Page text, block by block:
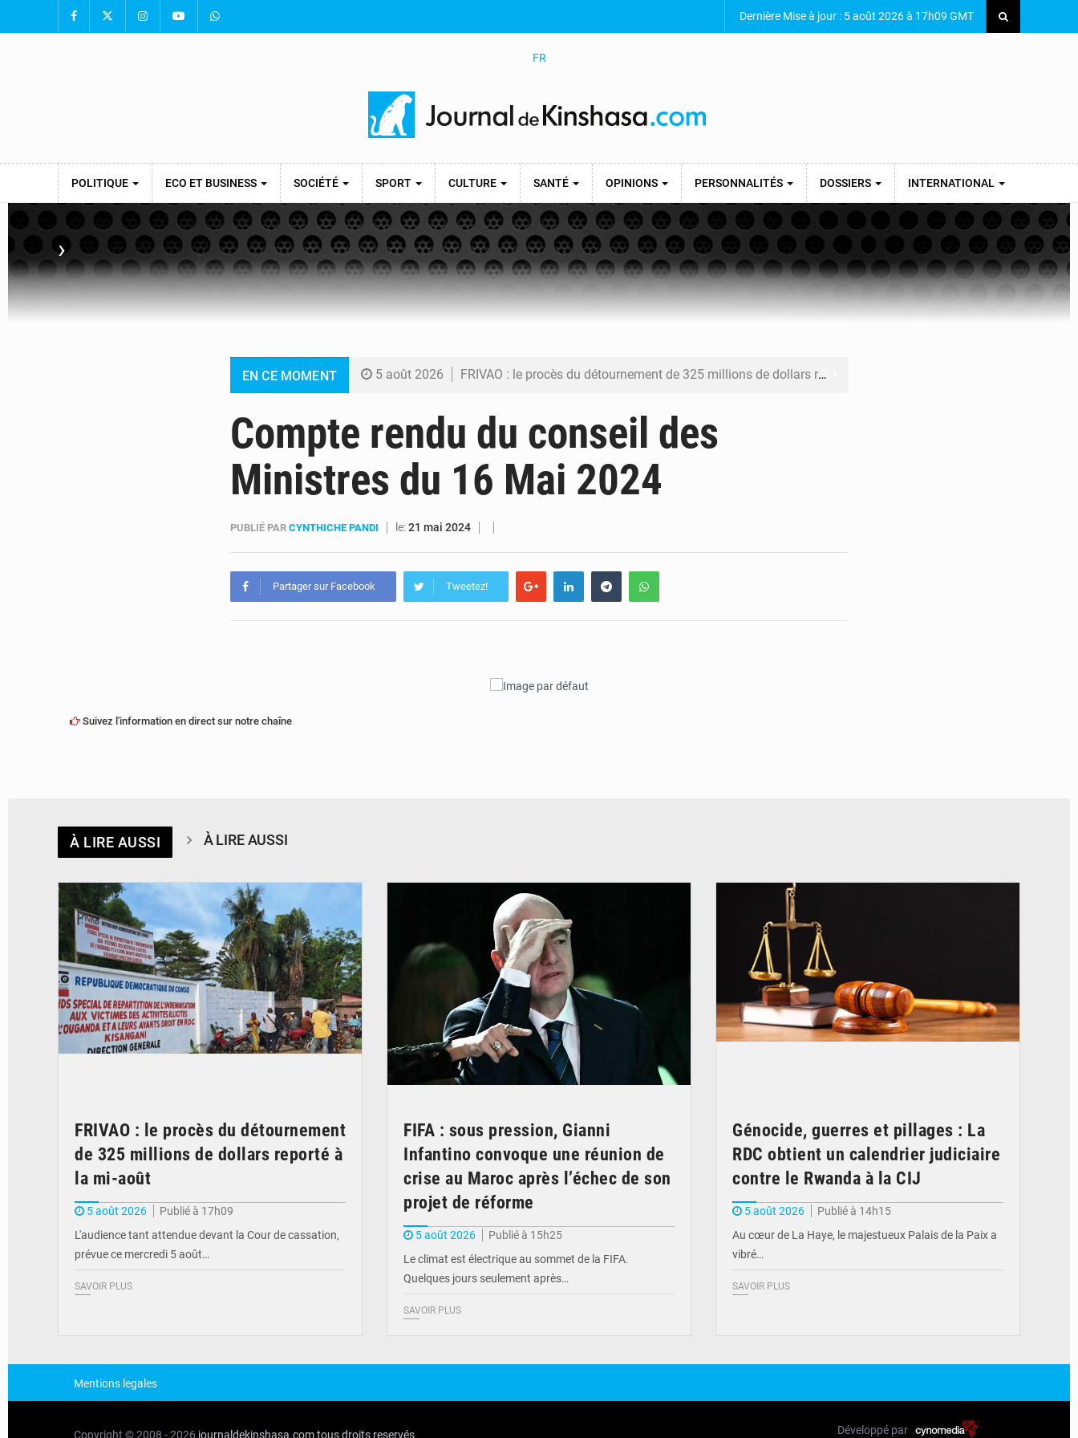
Dernière Mise à jour : 5 août 2026 à 17h09 GMT
FR
POLITIQUE ECO ET BUSINESS SOCIÉTÉ SPORT CULTURE SANTÉ OPINIONS PERSONNALITÉS DOSSIERS INTERNATIONAL
›
EN CE MOMENT 5 août 2026 FRIVAO : le procès du détournement de 325 millions de dollars reporté à la mi-août
5 août 2026 Génocide, guerres et pillages : La RDC obtient un calendrier judiciaire contre le Rwanda à la CIJ
5 août 2026 Alerte Ebola à Kinshasa : Un bateau sous haute surveillance accoste à Maluku avec 200 passagers à bord
Compte rendu du conseil des
Ministres du 16 Mai 2024
PUBLIÉ PAR CYNTHICHE PANDI le:21 mai 2024
Partager sur Facebook Tweetez!
Suivez l'information en direct sur notre chaîne
À LIRE AUSSI À LIRE AUSSI
FRIVAO : le procès du détournement
de 325 millions de dollars reporté à
la mi-août
5 août 2026
Publié à 17h09
L'audience tant attendue devant la Cour de cassation,
prévue ce mercredi 5 août…
SAVOIR PLUS
FIFA : sous pression, Gianni
Infantino convoque une réunion de
crise au Maroc après l’échec de son
projet de réforme
5 août 2026
Publié à 15h25
Le climat est électrique au sommet de la FIFA.
Quelques jours seulement après…
SAVOIR PLUS
Génocide, guerres et pillages : La
RDC obtient un calendrier judiciaire
contre le Rwanda à la CIJ
5 août 2026
Publié à 14h15
Au cœur de La Haye, le majestueux Palais de la Paix a
vibré…
SAVOIR PLUS
Mentions legales
Copyright © 2008 - 2026 journaldekinshasa.comtous droits reservés Développé par